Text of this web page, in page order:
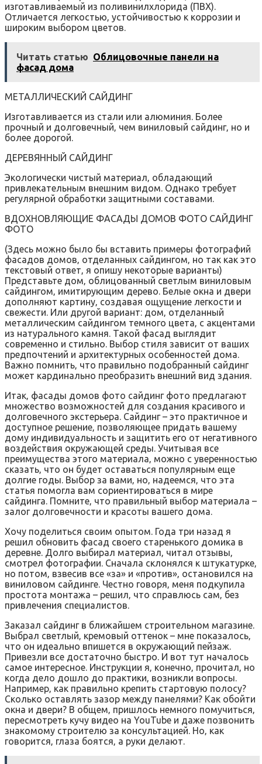
изготавливаемый из поливинилхлорида (ПВХ).
Отличается легкостью‚ устойчивостью к коррозии и
широким выбором цветов.
Читать статью Облицовочные панели на
фасад дома
МЕТАЛЛИЧЕСКИЙ САЙДИНГ
Изготавливается из стали или алюминия. Более
прочный и долговечный‚ чем виниловый сайдинг‚ но и
более дорогой.
ДЕРЕВЯННЫЙ САЙДИНГ
Экологически чистый материал‚ обладающий
привлекательным внешним видом. Однако требует
регулярной обработки защитными составами.
ВДОХНОВЛЯЮЩИЕ ФАСАДЫ ДОМОВ ФОТО САЙДИНГ
ФОТО
(Здесь можно было бы вставить примеры фотографий
фасадов домов‚ отделанных сайдингом‚ но так как это
текстовый ответ‚ я опишу некоторые варианты)
Представьте дом‚ облицованный светлым виниловым
сайдингом‚ имитирующим дерево. Белые окна и двери
дополняют картину‚ создавая ощущение легкости и
свежести. Или другой вариант: дом‚ отделанный
металлическим сайдингом темного цвета‚ с акцентами
из натурального камня. Такой фасад выглядит
современно и стильно. Выбор стиля зависит от ваших
предпочтений и архитектурных особенностей дома.
Важно помнить‚ что правильно подобранный сайдинг
может кардинально преобразить внешний вид здания.
Итак‚ фасады домов фото сайдинг фото предлагают
множество возможностей для создания красивого и
долговечного экстерьера. Сайдинг – это практичное и
доступное решение‚ позволяющее придать вашему
дому индивидуальность и защитить его от негативного
воздействия окружающей среды. Учитывая все
преимущества этого материала‚ можно с уверенностью
сказать‚ что он будет оставаться популярным еще
долгие годы. Выбор за вами‚ но‚ надеемся‚ что эта
статья помогла вам сориентироваться в мире
сайдинга. Помните‚ что правильный выбор материала –
залог долговечности и красоты вашего дома.
Хочу поделиться своим опытом. Года три назад я
решил обновить фасад своего старенького домика в
деревне. Долго выбирал материал‚ читал отзывы‚
смотрел фотографии. Сначала склонялся к штукатурке‚
но потом‚ взвесив все «за» и «против»‚ остановился на
виниловом сайдинге. Честно говоря‚ меня подкупила
простота монтажа – решил‚ что справлюсь сам‚ без
привлечения специалистов.
Заказал сайдинг в ближайшем строительном магазине.
Выбрал светлый‚ кремовый оттенок – мне показалось‚
что он идеально впишется в окружающий пейзаж.
Привезли все достаточно быстро. И вот тут началось
самое интересное. Инструкции я‚ конечно‚ прочитал‚ но
когда дело дошло до практики‚ возникли вопросы.
Например‚ как правильно крепить стартовую полосу?
Сколько оставлять зазор между панелями? Как обойти
окна и двери? В общем‚ пришлось немного помучиться‚
пересмотреть кучу видео на YouTube и даже позвонить
знакомому строителю за консультацией. Но‚ как
говорится‚ глаза боятся‚ а руки делают.